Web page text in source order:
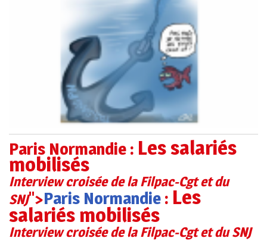
Paris Normandie : Les salariés
mobilisés
Interview croisée de la Filpac-Cgt et du
SNJ">Paris Normandie : Les
salariés mobilisés
Interview croisée de la Filpac-Cgt et du SNJ